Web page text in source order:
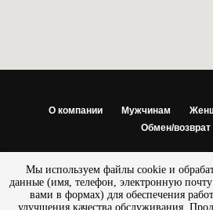
О компании Мужчинам
Обмен/возврат
SemanticaLab
Мы используем файлы cookie и
данные (имя, телефон, электронную
вами в формах) для обеспечения
улучшения качества обслуживания.